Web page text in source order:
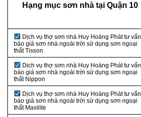
Hạng mục sơn nhà tại Quận 10
Dịch vụ thợ sơn nhà Huy Hoàng Phát tư vấn
báo giá sơn nhà ngoài trời sử dụng sơn ngoại
thất Tisson
Dịch vụ thợ sơn nhà Huy Hoàng Phát tư vấn
báo giá sơn nhà ngoài trời sử dụng sơn ngoại
thất Nippon
Dịch vụ thợ sơn nhà Huy Hoàng Phát tư vấn
báo giá sơn nhà ngoài trời sử dụng sơn ngoại
thất Maxilite